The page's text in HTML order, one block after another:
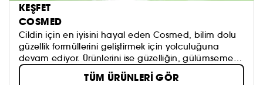
KEŞFET
COSMED
Cildin için en iyisini hayal eden Cosmed, bilim dolu
güzellik formüllerini geliştirmek için yolculuğuna
devam ediyor. Ürünlerini ise güzelliğin, gülümsemen
için felsefesiyle bütünleştiriyor.
TÜM ÜRÜNLERİ GÖR